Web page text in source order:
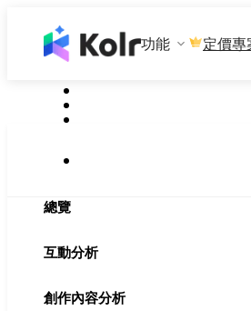
功能 定價專
總覽
互動分析
創作內容分析